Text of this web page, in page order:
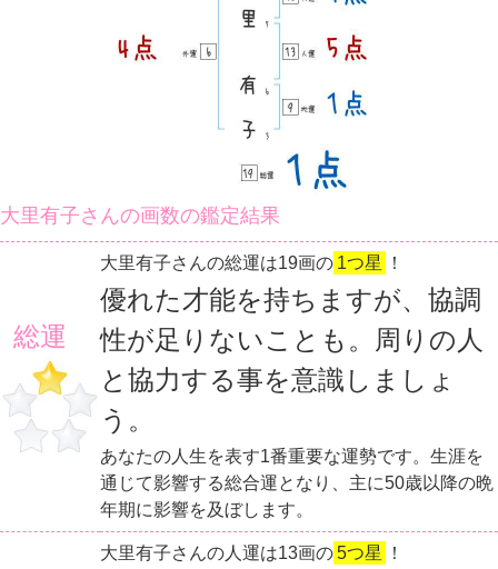
大里有子さんの画数の鑑定結果
総運
大里有子さんの総運は19画の 1つ星 ！
優れた才能を持ちますが、協調
性が足りないことも。周りの人
と協力する事を意識しましょ
う。
あなたの人生を表す1番重要な運勢です。生涯を
通じて影響する総合運となり、主に50歳以降の晩
年期に影響を及ぼします。
大里有子さんの人運は13画の5つ星 ！